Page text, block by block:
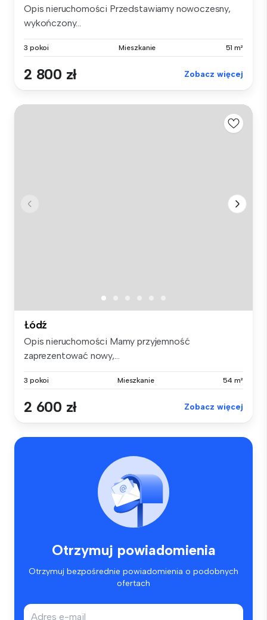
Opis nieruchomości Przedstawiamy nowoczesny,
wykończony...
3 pokoi Mieszkanie 51 m²
2 800 zł Zobacz więcej
Łódź
Opis nieruchomości Mamy przyjemność
zaprezentować nowy,...
3 pokoi Mieszkanie 54 m²
2 600 zł Zobacz więcej
Otrzymuj powiadomienia
Otrzymuj bezpośrednie powiadomienia o podobnych
ofertach